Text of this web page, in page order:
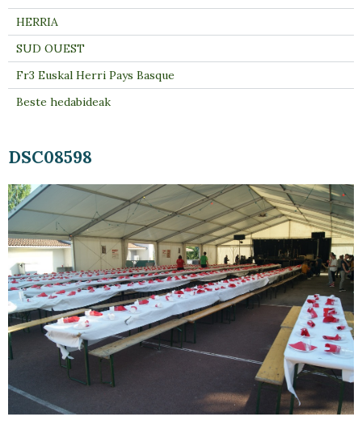
DSC08598
HERRIA
SUD OUEST
Fr3 Euskal Herri Pays Basque
Beste hedabideak